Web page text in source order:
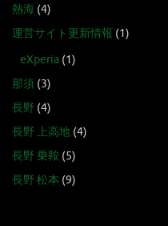
熱海 (4)
運営サイト更新情報 (1)
eXperia (1)
那須 (3)
長野 (4)
長野 上高地 (4)
長野 乗鞍 (5)
長野 松本 (9)